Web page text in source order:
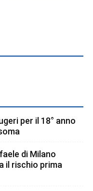
per il 18° anno
di Milano
il rischio prima